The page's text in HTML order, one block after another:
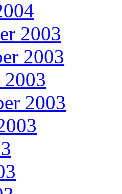
2003
2003
2003